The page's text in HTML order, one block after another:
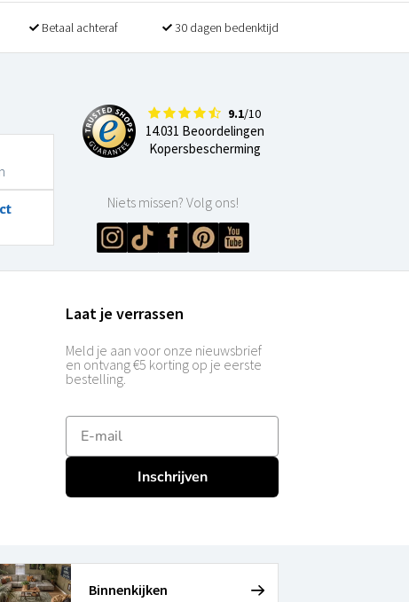
Betaal achteraf 30 dagen bedenktijd
9.1/10
14.031 Beoordelingen
Kopersbescherming
Niets missen? Volg ons!
Laat je verrassen
Meld je aan voor onze nieuwsbrief
en ontvang €5 korting op je eerste
bestelling.
E-mailadres
Inschrijven
Binnenkijken